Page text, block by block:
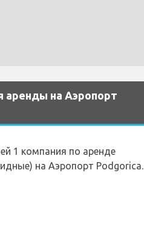
на Аэропорт
1 компания по аренде
на Аэропорт Podgorica.